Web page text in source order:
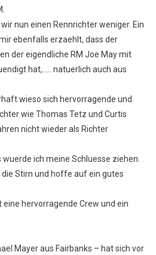
nun einen Rennrichter weniger. Ein
ebenfalls erzaehlt, dass der
der eigendliche RM Joe May mit
hat,….. natuerlich auch aus
wieso sich hervorragende und
wie Thomas Tetz und Curtis
nicht wieder als Richter
ich meine Schluesse ziehen.
Stirn und hoffe auf ein gutes
eine hervorragende Crew und ein
Mayer aus Fairbanks – hat sich vor